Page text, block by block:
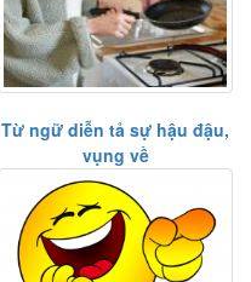
Từ ngữ diễn tả sự hậu đậu,
vụng về